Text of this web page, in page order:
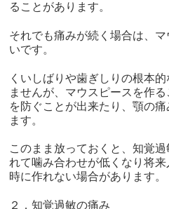
ることがあります。
それでも痛みが続く場合は、
いです。
くいしばりや歯ぎしりの根本
ませんが、マウスピースを作
を防ぐことが出来たり、顎の
ます。
このまま放っておくと、知覚
れて噛み合わせが低くなり将
時に作れない場合があります。
２．知覚過敏の痛み